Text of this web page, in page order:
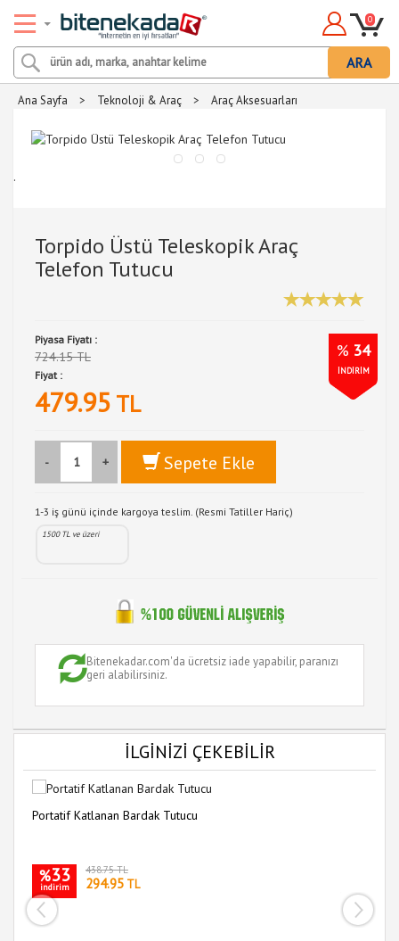
ARA
0
Ana Sayfa > Teknoloji & Araç > Araç Aksesuarları
.
Torpido Üstü Teleskopik Araç
Telefon Tutucu
Piyasa Fiyatı :
724.15 TL % 34
İNDİRİM
Fiyat :
479.95 TL
- + Sepete Ekle
1-3 iş günü içinde kargoya teslim. (Resmi Tatiller Hariç)
1500 TL ve üzeri
Bitenekadar.com'da ücretsiz iade yapabilir, paranızı
geri alabilirsiniz.
İLGİNİZİ ÇEKEBİLİR
Portatif Katlanan Bardak Tutucu
%33
indirim
438.75 TL
294.95 TL